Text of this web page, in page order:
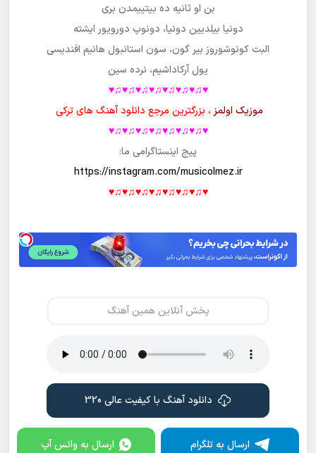
بن او ثانیه ده بیتییمدن بری
دونیا بیلدیین دونیا، دونوپ دورویور ایشته
البت کونوشوروز بیر گون، سون استانبول هانیم افندیسی
یول آرکاداشیم، نرده سین
♥♫♥♫♥♫♥♫♥♫♥♫♥♫♥
موزیک اولمز ، بزرگترین مرجع دانلود آهنگ های ترکی
♥♫♥♫♥♫♥♫♥♫♥♫♥♫♥
پیج اینستاگرامی ما:
https://instagram.com/musicolmez.ir
♥♫♥♫♥♫♥♫♥♫♥♫♥♫♥
پخش آنلاین همین آهنگ
دانلود آهنگ با کیفیت عالی 320
ارسال به تلگرام ارسال به واتس آپ